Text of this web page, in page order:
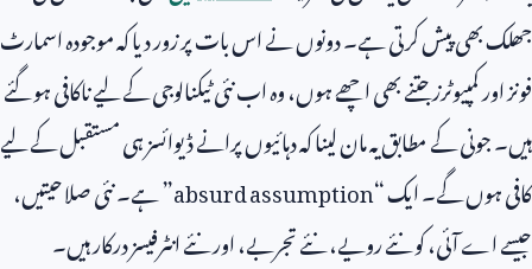
جھلک بھی پیش کرتی ہے۔ دونوں نے اس بات پر زور دیا کہ موجودہ اسمارٹ
فونز اور کمپیوٹرز جتنے بھی اچھے ہوں، وہ اب نئی ٹیکنالوجی کے لیے ناکافی ہو گئے
ہیں۔ جونی کے مطابق یہ مان لینا کہ دہائیوں پرانے ڈیوائسز ہی مستقبل کے لیے
کافی ہوں گے۔ ایک “absurd assumption” ہے۔ نئی صلاحیتیں،
جیسے اے آئی، کو نئے رویے، نئے تجربے، اور نئے انٹرفیسز درکار ہیں۔